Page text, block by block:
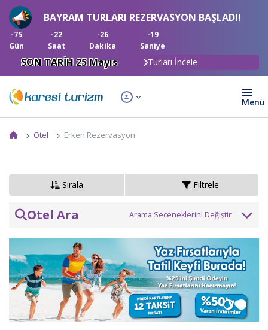
BAYRAM TURLARI REZERVASYON BAŞLADI!
-75
Gün
-22
Saat
-26
Dakika
-19
Saniye
SON TARİH 25 Mayıs Turları İncele
Otel Erken Rezervasyon
Sırala Filtrele
Otel Ara
Giriş Tarihi Çıkış Tarihi
Yetişkin Çocuk